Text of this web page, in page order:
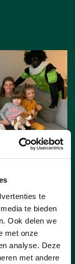
te
te bieden
Ook delen we
met onze
analyse. Deze
met andere
zijn
Halle